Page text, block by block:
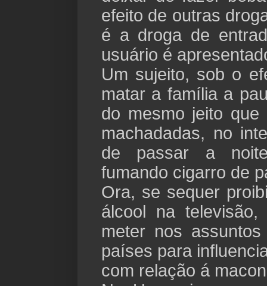
efeito de outras
é a droga de
usuário é
Um sujeito, sob o
matar a família a
do mesmo jeito
machadadas, no
de passar a
fumando cigarro de
Ora, se sequer
álcool na
meter nos
países para
com relação á